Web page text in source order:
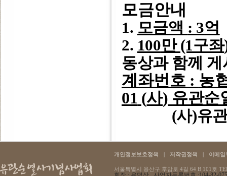
모금안내
1. 모금액 : 3억
2. 100만 (1구좌
동상과 함께
계좌번호 : 농
01 (사) 유관순
(사)유
개인정보보호정책 | 저작권정책 | 이메일
서울특별시 용산구 후암로 4길 64 B 101호